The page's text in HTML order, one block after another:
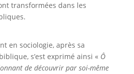
transformées dans les
en sociologie, après sa
s’est exprimé ainsi «Ô
de découvrir par soi-même